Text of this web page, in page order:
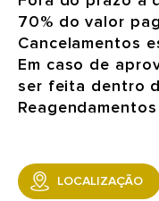
70% do valor
Cancelamentos
Em caso de
ser feita dentro
LOCALIZAÇÃO